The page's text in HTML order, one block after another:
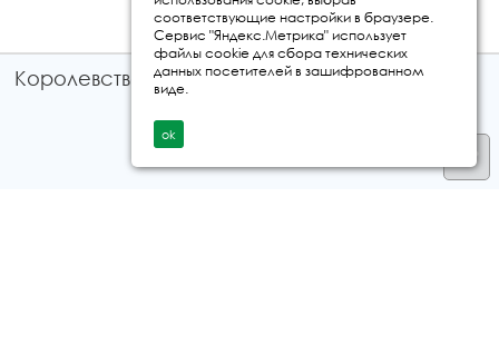
Королевство путешествий © 2026
соответствующие настройки в браузере.
Сервис "Яндекс.Метрика" использует
файлы cookie для сбора технических
данных посетителей в зашифрованном
виде.
ok